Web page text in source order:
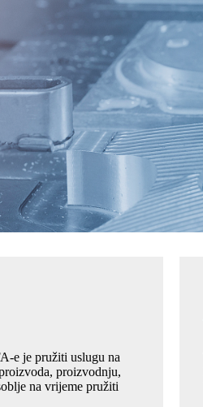
e je pružiti uslugu na
proizvodnju,
na vrijeme pružiti